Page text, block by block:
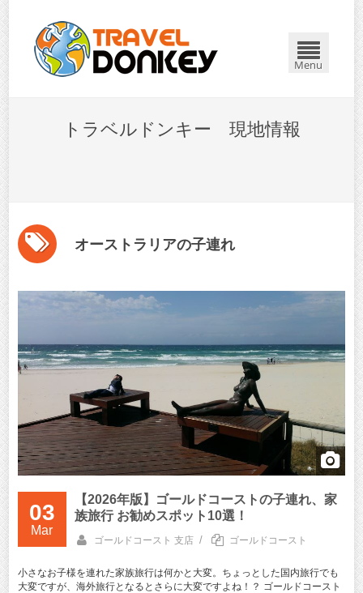
Menu
トラベルドンキー 現地情報
オーストラリアの子連れ
03
Mar
【2026年版】ゴールドコーストの子連れ、家
族旅行 お勧めスポット10選！
ゴールドコースト 支店 / ゴールドコースト
小さなお子様を連れた家族旅行は何かと大変。ちょっとした国内旅行でも
大変ですが、海外旅行となるとさらに大変ですよね！？ ゴールドコースト